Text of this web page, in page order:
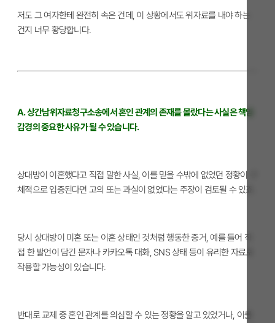
저도 그 여자한테 완전히 속은 건데, 이 상황에서도 위자료를 내야 하는
건지 너무 황당합니다.
A. 상간남위자료청구소송에서 혼인 관계의 존재를 몰랐다는 사실은 책임
감경의 중요한 사유가 될 수 있습니다.
상대방이 이혼했다고 직접 말한 사실, 이를 믿을 수밖에 없었던 정황이 구
체적으로 입증된다면 고의 또는 과실이 없었다는 주장이 검토될 수 있죠.
당시 상대방이 미혼 또는 이혼 상태인 것처럼 행동한 증거, 예를 들어 직
접 한 발언이 담긴 문자나 카카오톡 대화, SNS 상태 등이 유리한 자료로
작용할 가능성이 있습니다.
반대로 교제 중 혼인 관계를 의심할 수 있는 정황을 알고 있었거나, 이를